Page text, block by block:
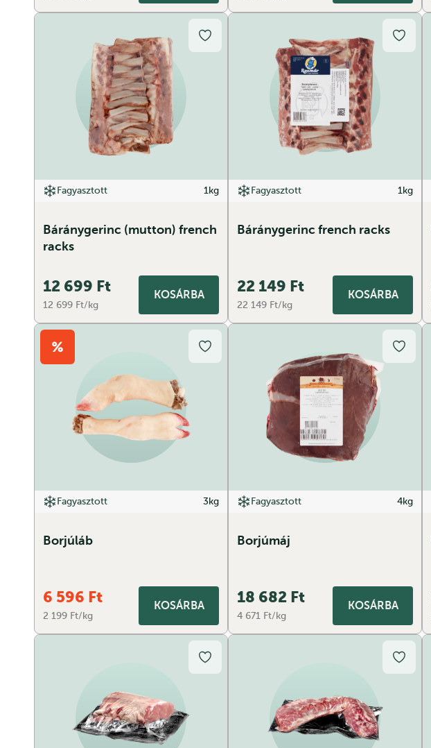
Fagyasztott 1kg
Báránygerinc (mutton) french
racks
12 699 Ft
12 699 Ft/kg
KOSÁRBA
Fagyasztott 1kg
Báránygerinc french racks
22 149 Ft
22 149 Ft/kg
KOSÁRBA
Fagyasztott 3kg
Borjúláb
6 596 Ft
2 199 Ft/kg
KOSÁRBA
Fagyasztott 4kg
Borjúmáj
18 682 Ft
4 671 Ft/kg
KOSÁRBA